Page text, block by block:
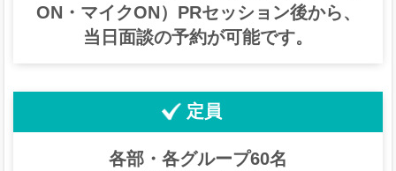
ON・マイクON）PRセッション後から、
当日面談の予約が可能です。
定員
各部・各グループ60名